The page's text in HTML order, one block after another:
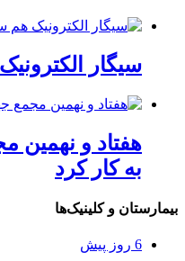
سیگار
هفتاد و نهمین
به کار کرد
بیمارستان و کلینیک‌ها
6 روز پیش